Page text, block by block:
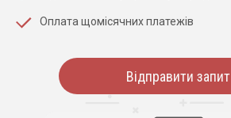
Оплата щомісячних платежів
Відправити запит